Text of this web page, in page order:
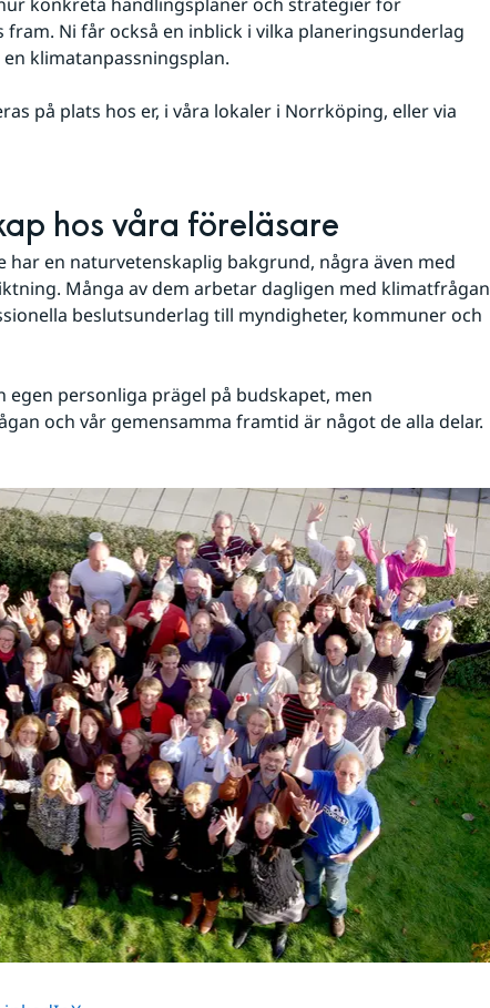
fram. Ni får också en inblick i vilka planeringsunderlag
klimatanpassningsplan.
på plats hos er, i våra lokaler i Norrköping, eller via
hos våra föreläsare
har en naturvetenskaplig bakgrund, några även med
Många av dem arbetar dagligen med klimatfrågan
beslutsunderlag till myndigheter, kommuner och
egen personliga prägel på budskapet, men
och vår gemensamma framtid är något de alla delar.